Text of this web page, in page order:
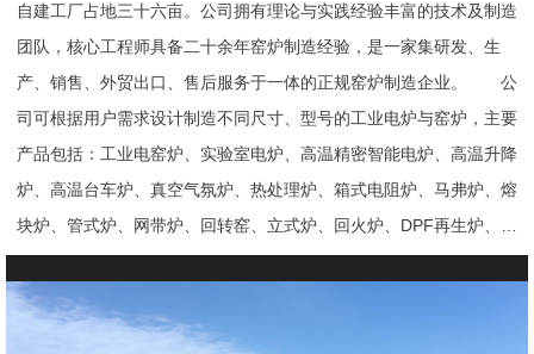
自建工厂占地三十六亩。公司拥有理论与实践经验丰富的技术及制造
团队，核心工程师具备二十余年窑炉制造经验，是一家集研发、生
产、销售、外贸出口、售后服务于一体的正规窑炉制造企业。 公
司可根据用户需求设计制造不同尺寸、型号的工业电炉与窑炉，主要
产品包括：工业电窑炉、实验室电炉、高温精密智能电炉、高温升降
炉、高温台车炉、真空气氛炉、热处理炉、箱式电阻炉、马弗炉、熔
块炉、管式炉、网带炉、回转窑、立式炉、回火炉、DPF再生炉、试
验电炉、钟罩炉、退火炉、烧结炉、热震炉、高真空炉、重烧炉、牙
科烤瓷炉、真空CVD管式炉、高温节能电炉、气氛炉、井式电炉、
熔炼炉、推板窑炉、辊道窑炉、烘箱、真空干燥箱、工业烘箱、发热